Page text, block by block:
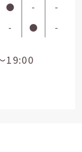
● -
-
- ● -
19:00